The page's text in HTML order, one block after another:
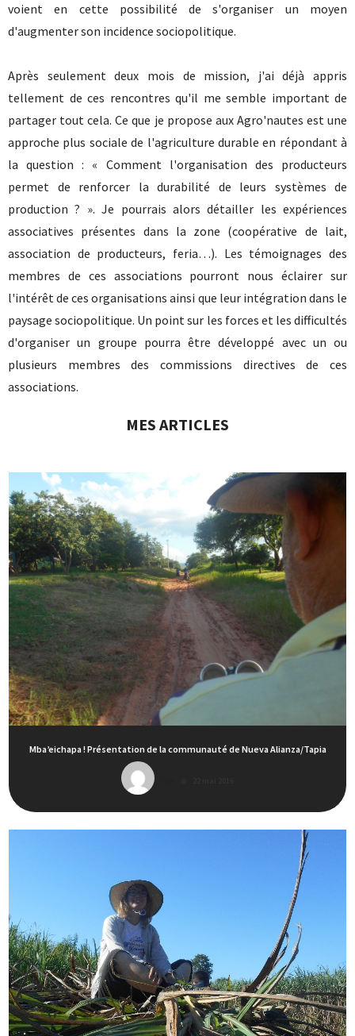
voient en cette possibilité de s'organiser un moyen
d'augmenter son incidence sociopolitique.
Après seulement deux mois de mission, j'ai déjà appris
tellement de ces rencontres qu'il me semble important de
partager tout cela. Ce que je propose aux Agro'nautes est une
approche plus sociale de l'agriculture durable en répondant à
la question : « Comment l'organisation des producteurs
permet de renforcer la durabilité de leurs systèmes de
production ? ». Je pourrais alors détailler les expériences
associatives présentes dans la zone (coopérative de lait,
association de producteurs, feria…). Les témoignages des
membres de ces associations pourront nous éclairer sur
l'intérêt de ces organisations ainsi que leur intégration dans le
paysage sociopolitique. Un point sur les forces et les difficultés
d'organiser un groupe pourra être développé avec un ou
plusieurs membres des commissions directives de ces
associations.
MES ARTICLES
Mba’eichapa ! Présentation de la communauté de Nueva Alianza/Tapia